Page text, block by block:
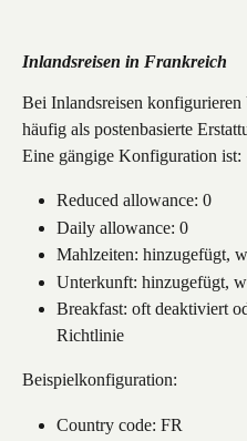
Inlandsreisen in Frankreich
Bei Inlandsreisen
häufig als postenbasierte
Eine gängige Konfiguration ist:
Reduced allowance: 0
Daily allowance: 0
Mahlzeiten: hinzugefügt,
Unterkunft: hinzugefügt,
Breakfast: oft deaktiviert
Richtlinie
Beispielkonfiguration:
Country code: FR